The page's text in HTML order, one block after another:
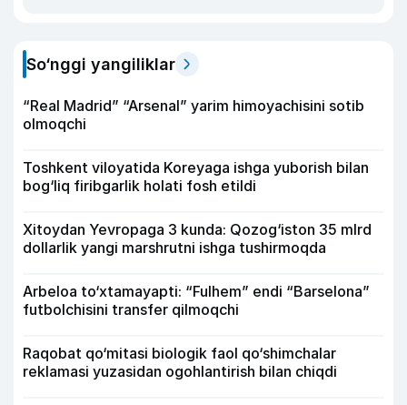
So‘nggi yangiliklar
“Real Madrid” “Arsenal” yarim himoyachisini sotib
olmoqchi
Toshkent viloyatida Koreyaga ishga yuborish bilan
bog‘liq firibgarlik holati fosh etildi
Xitoydan Yevropaga 3 kunda: Qozog‘iston 35 mlrd
dollarlik yangi marshrutni ishga tushirmoqda
Arbeloa to‘xtamayapti: “Fulhem” endi “Barselona”
futbolchisini transfer qilmoqchi
Raqobat qo‘mitasi biologik faol qo‘shimchalar
reklamasi yuzasidan ogohlantirish bilan chiqdi